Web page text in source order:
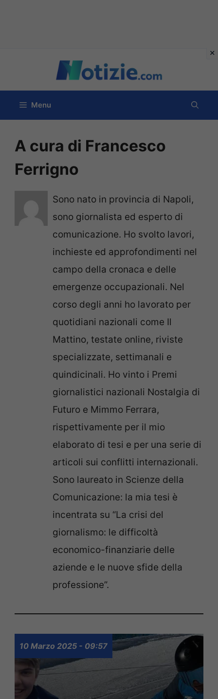
contenuto
Menu
A cura di Francesco
Ferrigno
Sono nato in provincia di Napoli,
sono giornalista ed esperto di
comunicazione. Ho svolto lavori,
inchieste ed approfondimenti nel
campo della cronaca e delle
emergenze occupazionali. Nel
corso degli anni ho lavorato per
quotidiani nazionali come Il
Mattino, testate online, riviste
specializzate, settimanali e
quindicinali. Ho vinto i Premi
giornalistici nazionali Nostalgia di
Futuro e Mimmo Ferrara,
rispettivamente per il mio
elaborato di tesi e per una serie di
articoli sui conflitti internazionali.
Sono laureato in Scienze della
Comunicazione: la mia tesi è
incentrata su “La crisi del
giornalismo: le difficoltà
economico-finanziarie delle
aziende e le nuove sfide della
professione”.
10 Marzo 2025 - 09:57